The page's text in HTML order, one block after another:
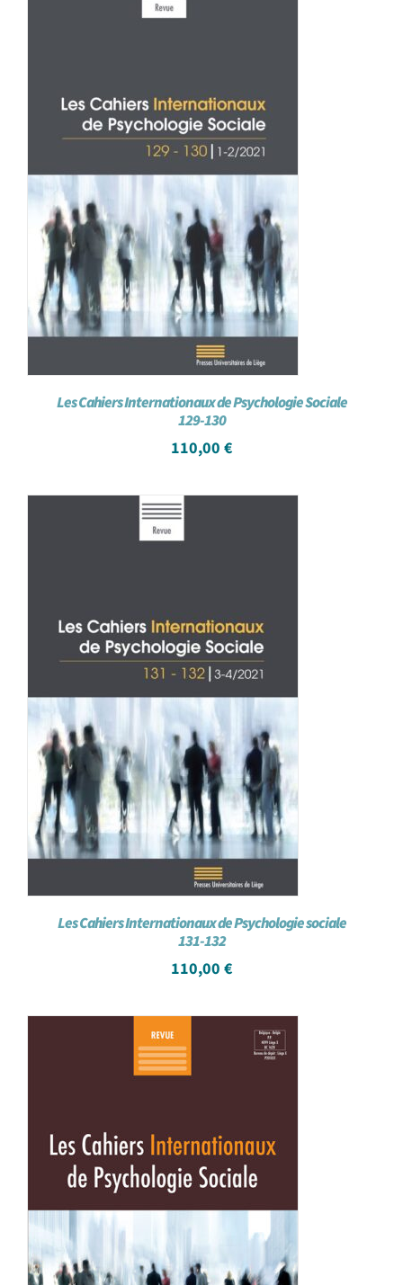
Les Cahiers Internationaux de Psychologie Sociale
129-130
110,00 €
Les Cahiers Internationaux de Psychologie sociale
131-132
110,00 €